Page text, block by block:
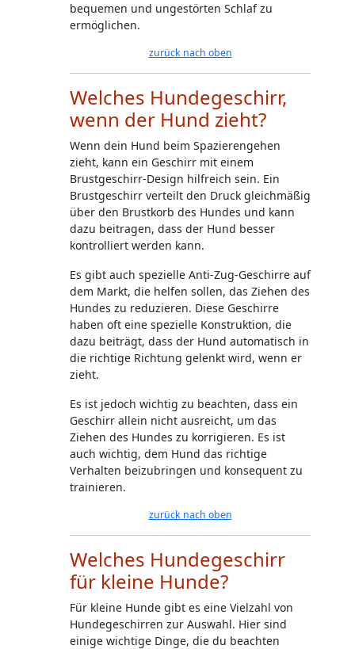
bequemen und ungestörten Schlaf zu
ermöglichen.
zurück nach oben
Welches Hundegeschirr,
wenn der Hund zieht?
Wenn dein Hund beim Spazierengehen
zieht, kann ein Geschirr mit einem
Brustgeschirr-Design hilfreich sein. Ein
Brustgeschirr verteilt den Druck gleichmäßig
über den Brustkorb des Hundes und kann
dazu beitragen, dass der Hund besser
kontrolliert werden kann.
Es gibt auch spezielle Anti-Zug-Geschirre auf
dem Markt, die helfen sollen, das Ziehen des
Hundes zu reduzieren. Diese Geschirre
haben oft eine spezielle Konstruktion, die
dazu beiträgt, dass der Hund automatisch in
die richtige Richtung gelenkt wird, wenn er
zieht.
Es ist jedoch wichtig zu beachten, dass ein
Geschirr allein nicht ausreicht, um das
Ziehen des Hundes zu korrigieren. Es ist
auch wichtig, dem Hund das richtige
Verhalten beizubringen und konsequent zu
trainieren.
zurück nach oben
Welches Hundegeschirr
für kleine Hunde?
Für kleine Hunde gibt es eine Vielzahl von
Hundegeschirren zur Auswahl. Hier sind
einige wichtige Dinge, die du beachten